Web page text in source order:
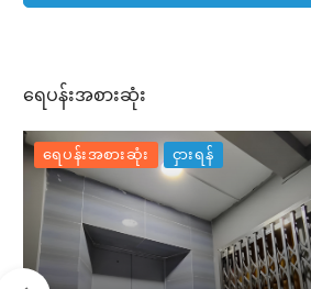
ရေပန်းအစားဆုံး
ရေပန်းအစားဆုံး ငှားရန်